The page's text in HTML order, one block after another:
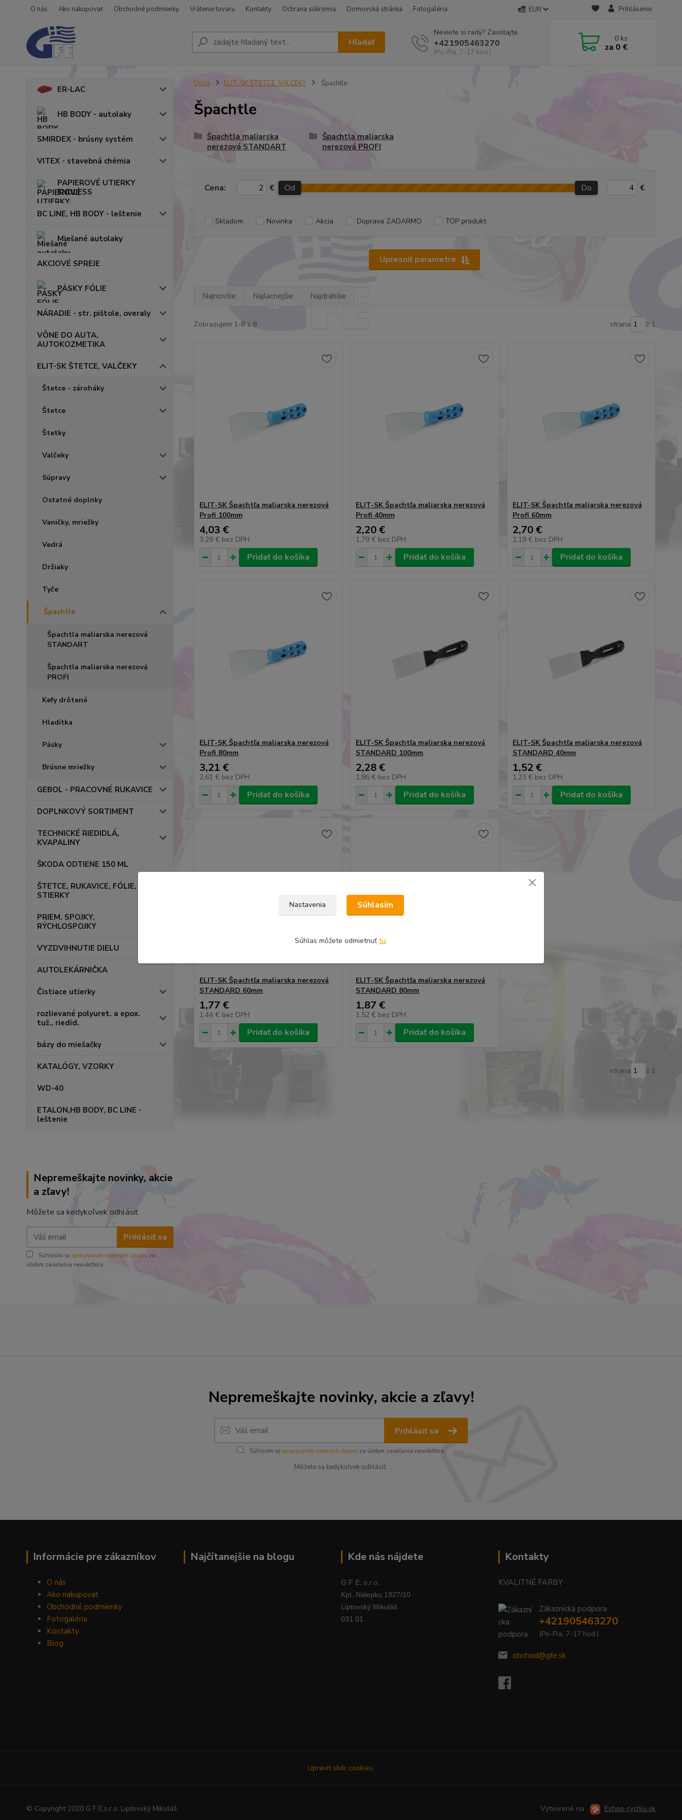
O nás Ako nakupovať Obchodné podmienky Vrátenie tovaru Kontakty Ochrana súkromia Domovská stránka Fotogaléria EUR Prihlásenie
Hľadať
Neviete si rady? Zavolajte.
+421905463270
(Po-Pia, 7-17 hod.)
0 ks
za 0 €
ER-LAC
HB BODY - autolaky
SMIRDEX - brúsny systém
VITEX - stavebná chémia
PAPIEROVÉ UTIERKY
ENDLESS
BC LINE, HB BODY - leštenie
Miešané autolaky
AKCIOVÉ SPREJE
PÁSKY FÓLIE
NÁRADIE - str. pištole, overaly
VÔNE DO AUTA,
AUTOKOZMETIKA
ELIT-SK ŠTETCE, VALČEKY
Štetce - zároháky
Štetce
Štetky
Valčeky
Súpravy
Ostatné doplnky
Vaničky, mriežky
Vedrá
Držiaky
Tyče
Špachtle
Špachtla maliarska nerezová
STANDART
Špachtla maliarska nerezová
PROFI
Kefy drôtené
Hladítka
Pásky
Brúsne mriežky
GEBOL - PRACOVNÉ RUKAVICE
DOPLNKOVÝ SORTIMENT
TECHNICKÉ RIEDIDLÁ,
KVAPALINY
ŠKODA ODTIENE 150 ML
ŠTETCE, RUKAVICE, FÓLIE,
STIERKY
PRIEM. SPOJKY,
RÝCHLOSPOJKY
VYZDVIHNUTIE DIELU
AUTOLEKÁRNIČKA
Čistiace utierky
rozlievané polyuret. a epox.
tuž., riedid.
bázy do miešačky
KATALÓGY, VZORKY
WD-40
ETALON,HB BODY, BC LINE -
leštenie
Nepremeškajte novinky, akcie
a zľavy!
Môžete sa kedykoľvek odhlásiť.
Prihlásiť sa
Súhlasím so spracovaním osobných údajov za
účelom zasielania newslettera.
Úvod ELIT-SK ŠTETCE, VALČEKY Špachtle
Špachtle
Špachtla maliarska
nerezová STANDART
Špachtla maliarska
nerezová PROFI
Upresniť parametre
Cena: € Od Do €
Skladom Novinka Akcia Doprava ZADARMO TOP produkt
Najnovšie Najlacnejšie Najdrahšie
Zobrazujem 1-8 z 8 strana z 1
ELIT-SK Špachtľa maliarska nerezová
Profi 100mm
4,03 €
3,28 € bez DPH
Pridať do košíka
ELIT-SK Špachtľa maliarska nerezová
Profi 40mm
2,20 €
1,79 € bez DPH
Pridať do košíka
ELIT-SK Špachtľa maliarska nerezová
Profi 60mm
2,70 €
2,19 € bez DPH
Pridať do košíka
ELIT-SK Špachtľa maliarska nerezová
Profi 80mm
3,21 €
2,61 € bez DPH
Pridať do košíka
ELIT-SK Špachtľa maliarska nerezová
STANDARD 100mm
2,28 €
1,86 € bez DPH
Pridať do košíka
ELIT-SK Špachtľa maliarska nerezová
STANDARD 40mm
1,52 €
1,23 € bez DPH
Pridať do košíka
ELIT-SK Špachtľa maliarska nerezová
STANDARD 60mm
1,77 €
1,44 € bez DPH
Pridať do košíka
ELIT-SK Špachtľa maliarska nerezová
STANDARD 80mm
1,87 €
1,52 € bez DPH
Pridať do košíka
strana z 1
Nepremeškajte novinky, akcie a zľavy!
Prihlásiť sa
Súhlasím so spracovaním osobných údajovza účelom zasielania newslettera.
Môžete sa kedykoľvek odhlásiť.
Informácie pre zákazníkov
O nás
Ako nakupovať
Obchodné podmienky
Fotogaléria
Kontakty
Blog
Najčítanejšie na blogu Kde nás nájdete
G F E, s.r.o.
Kpt. Nálepku 1927/10
Liptovský Mikuláš
031 01
Kontakty
KVALITNÉ FARBY
Zákaznícka podpora
+421905463270
(Po-Pia, 7-17 hod.)
obchod@gfe.sk
Upravit sběr cookies.
© Copyright 2020 G F E,s.r.o. Liptovský Mikuláš Vytvorené na Eshop-rychlo.sk
Nastavenia Súhlasím
Súhlas môžete odmietnuť tu.